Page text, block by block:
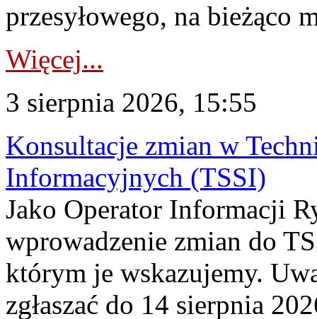
przesyłowego, na bieżąco
Więcej...
3 sierpnia 2026, 15:55
Konsultacje zmian w
Informacyjnych (TSSI)
Jako Operator Informacji
wprowadzenie zmian do
którym je wskazujemy.
zgłaszać do 14 sierpnia